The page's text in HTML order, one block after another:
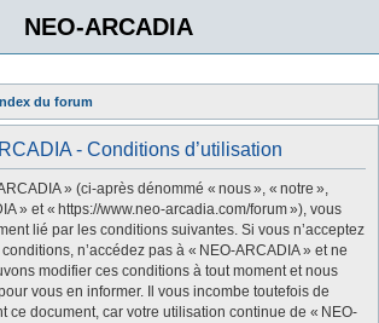
NEO-ARCADIA
du forum
- Conditions d’utilisation
» (ci-après dénommé « nous », « notre »,
» et « https://www.neo-arcadia.com/forum »), vous
lié par les conditions suivantes. Si vous n’acceptez
n’accédez pas à « NEO-ARCADIA » et ne
modifier ces conditions à tout moment et nous
vous en informer. Il vous incombe toutefois de
ce document, car votre utilisation continue de « NEO-